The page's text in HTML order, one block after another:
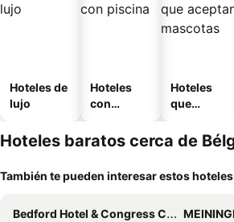
Hoteles de
lujo
Hoteles
con
Hoteles
que
mascotas
Hoteles baratos cerca de
También te pueden interesar estos
Bedford Hotel & Congress Centre